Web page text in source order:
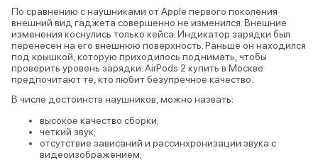
По сравнению с наушниками от Apple первого поколения
внешний вид гаджета совершенно не изменился. Внешние
изменения коснулись только кейса. Индикатор зарядки был
перенесен на его внешнюю поверхность. Раньше он находился
под крышкой, которую приходилось поднимать, чтобы
проверить уровень зарядки. AirPods 2 купить в Москве
предпочитают те, кто любит безупречное качество.
В числе достоинств наушников, можно назвать:
высокое качество сборки;
четкий звук;
отсутствие зависаний и рассинхронизации звука с
видеоизображением;